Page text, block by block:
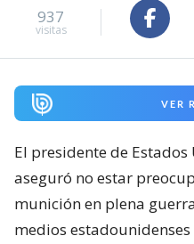
937
visitas
VER
El presidente de
aseguró no estar
munición en plena
medios